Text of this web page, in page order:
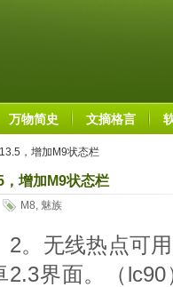
万物简史 文摘格言
，增加M9状态栏
增加M9状态栏
M8, 魅族
2。无线热点可
界面。（